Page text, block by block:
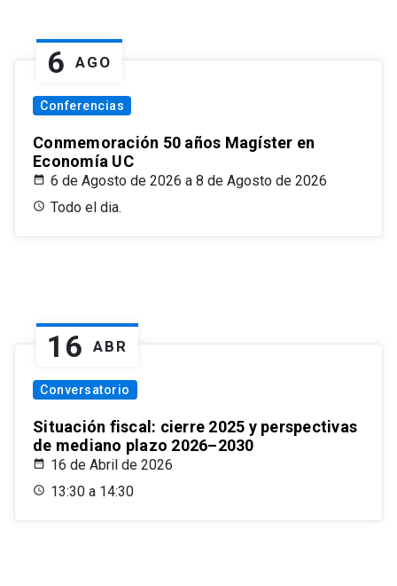
6 AGO
Conferencias
Conmemoración 50 años Magíster en
Economía UC
6 de Agosto de 2026 a 8 de Agosto de 2026
Todo el dia.
16 ABR
Conversatorio
Situación fiscal: cierre 2025 y perspectivas
de mediano plazo 2026–2030
16 de Abril de 2026
13:30 a 14:30